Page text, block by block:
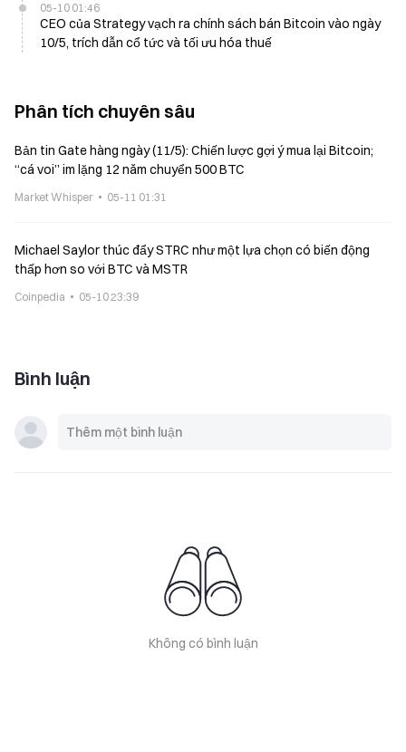
05-10 01:46
CEO của Strategy vạch ra chính sách bán Bitcoin vào ngày
10/5, trích dẫn cổ tức và tối ưu hóa thuế
Phân tích chuyên sâu
Bản tin Gate hàng ngày (11/5): Chiến lược gợi ý mua lại Bitcoin;
“cá voi” im lặng 12 năm chuyển 500 BTC
Market Whisper 05-11 01:31
Michael Saylor thúc đẩy STRC như một lựa chọn có biến động
thấp hơn so với BTC và MSTR
Coinpedia 05-10 23:39
Bình luận
Không có bình luận